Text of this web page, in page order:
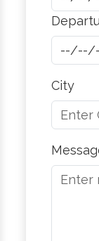
City